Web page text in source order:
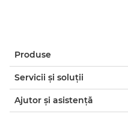
Produse
Servicii şi soluţii
Ajutor şi asistenţă